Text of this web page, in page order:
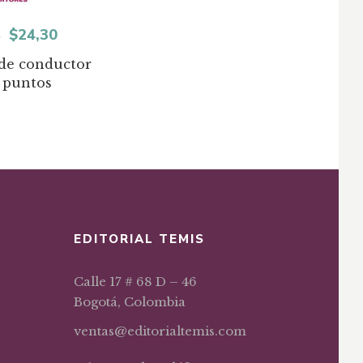
conductor
El
precio
original
$24,30El
precio
EDITORIAL TEMIS
Calle 17 # 68 D – 46
Bogotá, Colombia
ventas@editorialtemis.com